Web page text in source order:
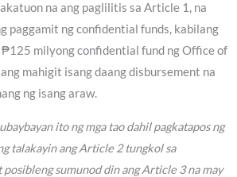
na ang paglilitis sa Article 1, na
paggamit ng confidential funds, kabilang
milyong confidential fund ng Office of
mahigit isang daang disbursement na
ng isang araw.
ito ng mga tao dahil pagkatapos ng
talakayin ang Article 2 tungkol sa
sumunod din ang Article 3 na may